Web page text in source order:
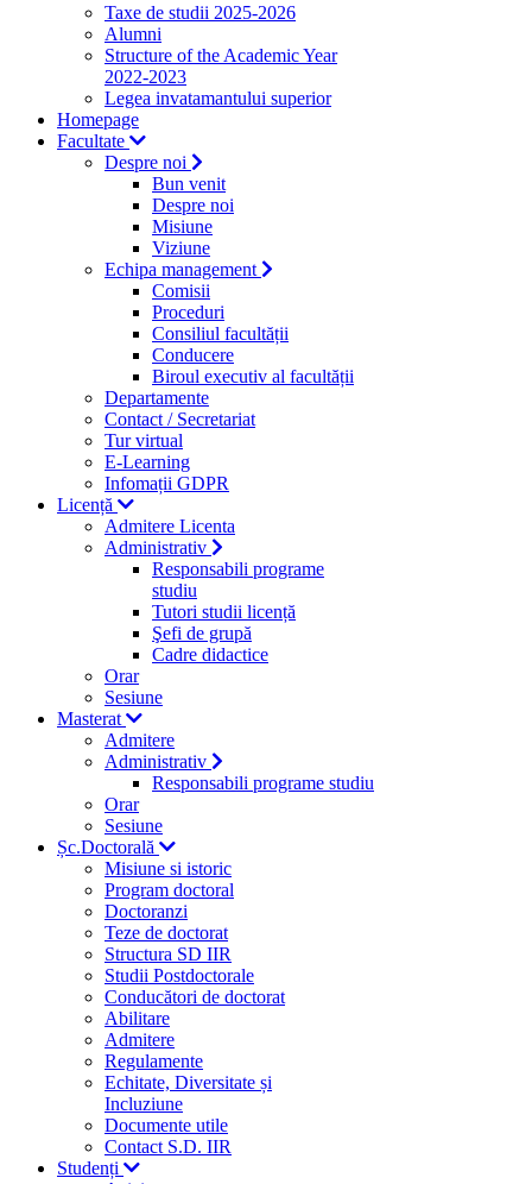
Taxe de studii 2025-2026
Alumni
Structure of the Academic Year
2022-2023
Legea invatamantului superior
Homepage
Facultate
Despre noi
Bun venit
Despre noi
Misiune
Viziune
Echipa management
Comisii
Proceduri
Consiliul facultății
Conducere
Biroul executiv al facultății
Departamente
Contact / Secretariat
Tur virtual
E-Learning
Infomații GDPR
Licență
Admitere Licenta
Administrativ
Responsabili programe
studiu
Tutori studii licență
Şefi de grupă
Cadre didactice
Orar
Sesiune
Masterat
Admitere
Administrativ
Responsabili programe studiu
Orar
Sesiune
Șc.Doctorală
Misiune si istoric
Program doctoral
Doctoranzi
Teze de doctorat
Structura SD IIR
Studii Postdoctorale
Conducători de doctorat
Abilitare
Admitere
Regulamente
Echitate, Diversitate și
Incluziune
Documente utile
Contact S.D. IIR
Studenți